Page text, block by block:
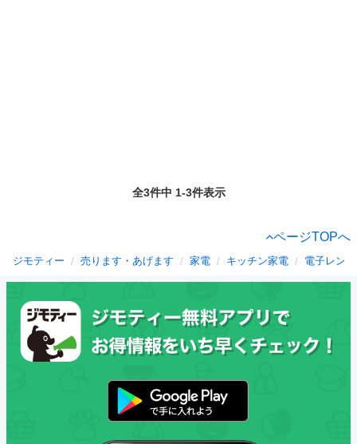
全3件中 1-3件表示
ページTOPへ
ジモティー 売ります・あげます 家電 キッチン家電 電子レンジ